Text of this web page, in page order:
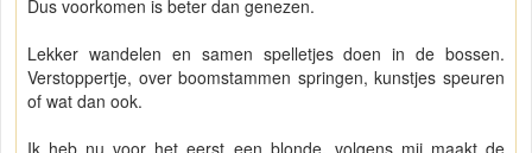
Dus voorkomen is beter dan genezen.
Lekker wandelen en samen spelletjes doen in de bossen.
Verstoppertje, over boomstammen springen, kunstjes speuren
of wat dan ook.